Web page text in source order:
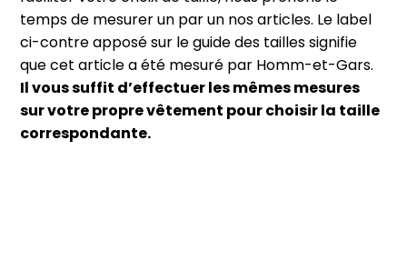
temps de mesurer un par un nos articles. Le label
ci-contre apposé sur le guide des tailles signifie
que cet article a été mesuré par Homm-et-Gars.
Il vous suffit d’effectuer les mêmes mesures
sur votre propre vêtement pour choisir la taille
correspondante.